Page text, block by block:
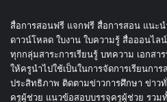
สื่อการสอนฟรี แจกฟรี สื่อการสอน แนะ
ดาวน์โหลด ใบงาน ใบความรู้ สื่อออนไ
ทุกกลุ่มสาระการเรียนรู้ บทความ เอกสา
ให้ครูนำไปใช้เป็นในการจัดการเรียนกา
ประสิทธิภาพ ติดตามข่าวการศึกษา ข่าว
ครูผู้ช่วย แนวข้อสอบบรรจุครูผู้ช่วย รว